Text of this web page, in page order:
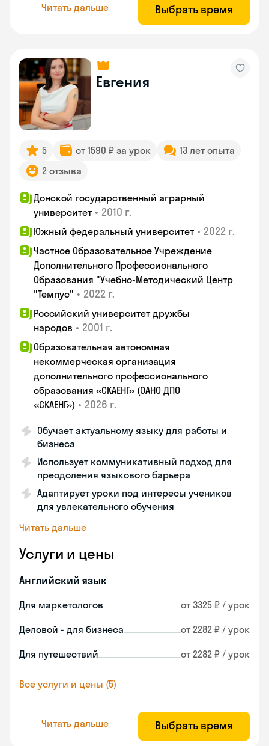
Читать дальше Выбрать время
Евгения
5 от 1590 ₽ за урок
13 лет опыта
2 отзыва
Донской государственный аграрный
университет • 2010 г.
Южный федеральный университет • 2022 г.
Частное Образовательное Учреждение
Дополнительного Профессионального
Образования "Учебно-Методический Центр
"Темпус" • 2022 г.
Российский университет дружбы
народов • 2001 г.
Образовательная автономная
некоммерческая организация
дополнительного профессионального
образования «СКАЕНГ» (ОАНО ДПО
«СКАЕНГ») • 2026 г.
Обучает актуальному языку для работы и
бизнеса
Использует коммуникативный подход для
преодоления языкового барьера
Адаптирует уроки под интересы учеников
для увлекательного обучения
Читать дальше
Услуги и цены
Английский язык
Для маркетологов от 3325 ₽ / урок
Деловой - для бизнеса от 2282 ₽ / урок
Для путешествий от 2282 ₽ / урок
Все услуги и цены (5)
Читать дальше Выбрать время